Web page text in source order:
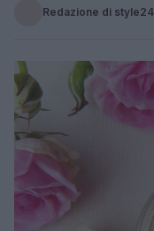
Redazione di style24